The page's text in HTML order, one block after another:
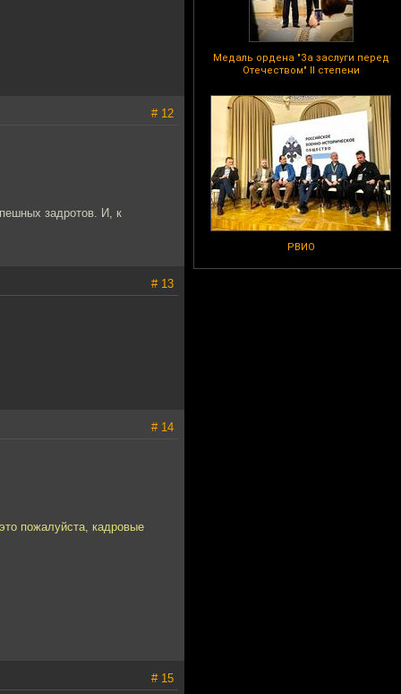
Медаль ордена "За заслуги перед
Отечеством" II степени
РВИО
# 12
задротов. И, к
# 13
# 14
пожалуйста, кадровые
# 15